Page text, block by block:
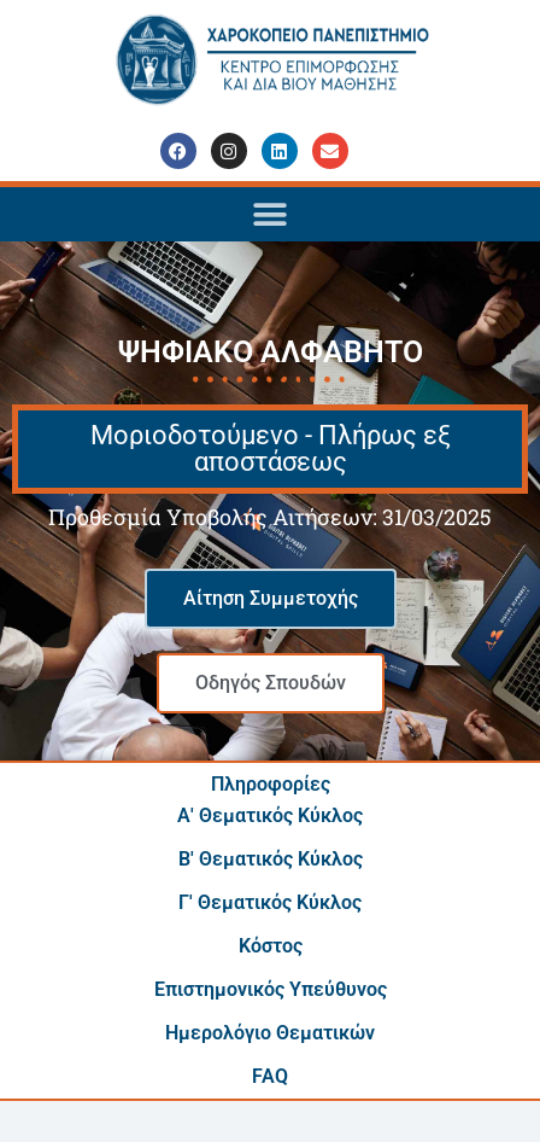
ΨΗΦΙΑΚΟ ΑΛΦΑΒΗΤΟ
Μοριοδοτούμενο - Πλήρως εξ
αποστάσεως
Προθεσμία Υποβολής Αιτήσεων: 31/03/2025
Αίτηση Συμμετοχής
Οδηγός Σπουδών
Πληροφορίες
Α' Θεματικός Κύκλος
Β' Θεματικός Κύκλος
Γ' Θεματικός Κύκλος
Κόστος
Επιστημονικός Υπεύθυνος
Ημερολόγιο Θεματικών
FAQ